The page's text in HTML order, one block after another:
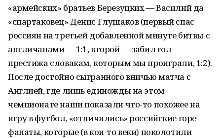
«армейских» братьев Березуцких — Василий да
«спартаковец» Денис Глушаков (первый спас
россиян на третьей добавленной минуте битвы с
англичанами — 1:1, второй — забил гол
престижа словакам, которым мы проиграли, 1:2).
После достойно сыгранного вничью матча с
Англией, где лишь единожды на этом
чемпионате наши показали что-то похожее на
игру в футбол, «отличились» российские горе-
фанаты, которые (в кои-то веки) поколотили